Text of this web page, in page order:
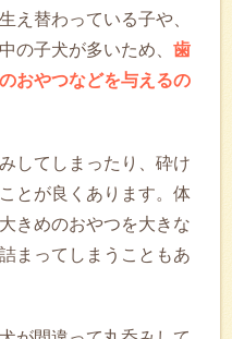
え替わっている子や、
の子犬が多いため、 歯
おやつなどを与えるの
してしまったり、砕け
とが良くあります。体
きめのおやつを大きな
まってしまうこともあ